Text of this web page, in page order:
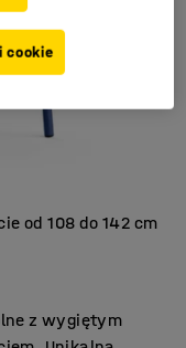
od 108 do 142 cm
z wygiętym
cookie